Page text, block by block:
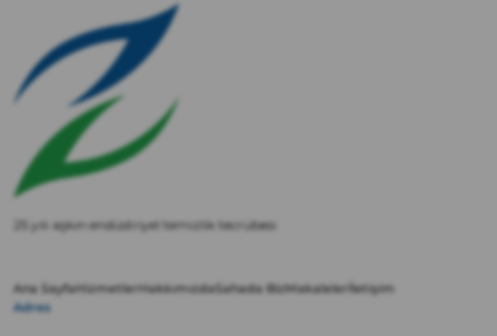
25 yılı aşkın endüstriyel temizlik tecrübesi
Ana SayfaHizmetlerHakkımızdaSahada BizMakaleler İletişim
Adres